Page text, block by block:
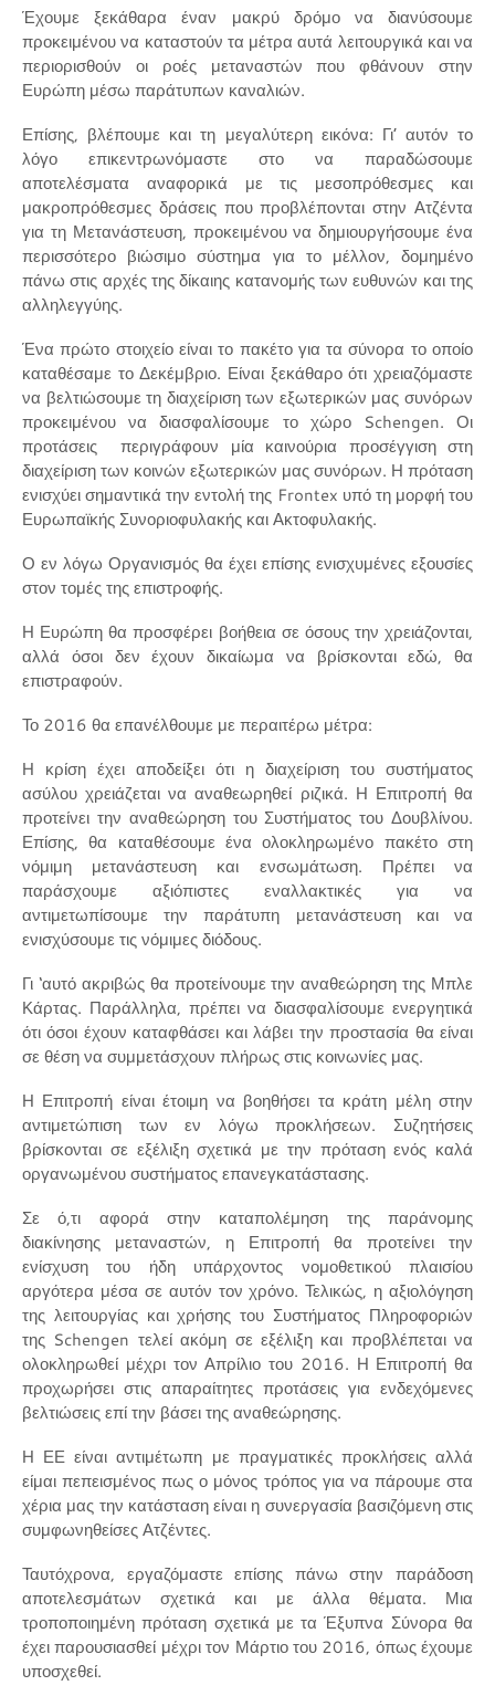
Έχουμε ξεκάθαρα έναν μακρύ δρόμο να διανύσουμε
προκειμένου να καταστούν τα μέτρα αυτά λειτουργικά και να
περιορισθούν οι ροές μεταναστών που φθάνουν στην
Ευρώπη μέσω παράτυπων καναλιών.
Επίσης, βλέπουμε και τη μεγαλύτερη εικόνα: Γι’ αυτόν το
λόγο επικεντρωνόμαστε στο να παραδώσουμε
αποτελέσματα αναφορικά με τις μεσοπρόθεσμες και
μακροπρόθεσμες δράσεις που προβλέπονται στην Ατζέντα
για τη Μετανάστευση, προκειμένου να δημιουργήσουμε ένα
περισσότερο βιώσιμο σύστημα για το μέλλον, δομημένο
πάνω στις αρχές της δίκαιης κατανομής των ευθυνών και της
αλληλεγγύης.
Ένα πρώτο στοιχείο είναι το πακέτο για τα σύνορα το οποίο
καταθέσαμε το Δεκέμβριο. Είναι ξεκάθαρο ότι χρειαζόμαστε
να βελτιώσουμε τη διαχείριση των εξωτερικών μας συνόρων
προκειμένου να διασφαλίσουμε το χώρο Schengen. Οι
προτάσεις περιγράφουν μία καινούρια προσέγγιση στη
διαχείριση των κοινών εξωτερικών μας συνόρων. Η πρόταση
ενισχύει σημαντικά την εντολή της Frontex υπό τη μορφή του
Ευρωπαϊκής Συνοριοφυλακής και Ακτοφυλακής.
Ο εν λόγω Οργανισμός θα έχει επίσης ενισχυμένες εξουσίες
στον τομές της επιστροφής.
Η Ευρώπη θα προσφέρει βοήθεια σε όσους την χρειάζονται,
αλλά όσοι δεν έχουν δικαίωμα να βρίσκονται εδώ, θα
επιστραφούν.
Το 2016 θα επανέλθουμε με περαιτέρω μέτρα:
Η κρίση έχει αποδείξει ότι η διαχείριση του συστήματος
ασύλου χρειάζεται να αναθεωρηθεί ριζικά. Η Επιτροπή θα
προτείνει την αναθεώρηση του Συστήματος του Δουβλίνου.
Επίσης, θα καταθέσουμε ένα ολοκληρωμένο πακέτο στη
νόμιμη μετανάστευση και ενσωμάτωση. Πρέπει να
παράσχουμε αξιόπιστες εναλλακτικές για να
αντιμετωπίσουμε την παράτυπη μετανάστευση και να
ενισχύσουμε τις νόμιμες διόδους.
Γι ‘αυτό ακριβώς θα προτείνουμε την αναθεώρηση της Μπλε
Κάρτας. Παράλληλα, πρέπει να διασφαλίσουμε ενεργητικά
ότι όσοι έχουν καταφθάσει και λάβει την προστασία θα είναι
σε θέση να συμμετάσχουν πλήρως στις κοινωνίες μας.
Η Επιτροπή είναι έτοιμη να βοηθήσει τα κράτη μέλη στην
αντιμετώπιση των εν λόγω προκλήσεων. Συζητήσεις
βρίσκονται σε εξέλιξη σχετικά με την πρόταση ενός καλά
οργανωμένου συστήματος επανεγκατάστασης.
Σε ό,τι αφορά στην καταπολέμηση της παράνομης
διακίνησης μεταναστών, η Επιτροπή θα προτείνει την
ενίσχυση του ήδη υπάρχοντος νομοθετικού πλαισίου
αργότερα μέσα σε αυτόν τον χρόνο. Τελικώς, η αξιολόγηση
της λειτουργίας και χρήσης του Συστήματος Πληροφοριών
της Schengen τελεί ακόμη σε εξέλιξη και προβλέπεται να
ολοκληρωθεί μέχρι τον Απρίλιο του 2016. Η Επιτροπή θα
προχωρήσει στις απαραίτητες προτάσεις για ενδεχόμενες
βελτιώσεις επί την βάσει της αναθεώρησης.
Η ΕΕ είναι αντιμέτωπη με πραγματικές προκλήσεις αλλά
είμαι πεπεισμένος πως ο μόνος τρόπος για να πάρουμε στα
χέρια μας την κατάσταση είναι η συνεργασία βασιζόμενη στις
συμφωνηθείσες Ατζέντες.
Ταυτόχρονα, εργαζόμαστε επίσης πάνω στην παράδοση
αποτελεσμάτων σχετικά και με άλλα θέματα. Μια
τροποποιημένη πρόταση σχετικά με τα Έξυπνα Σύνορα θα
έχει παρουσιασθεί μέχρι τον Μάρτιο του 2016, όπως έχουμε
υποσχεθεί.